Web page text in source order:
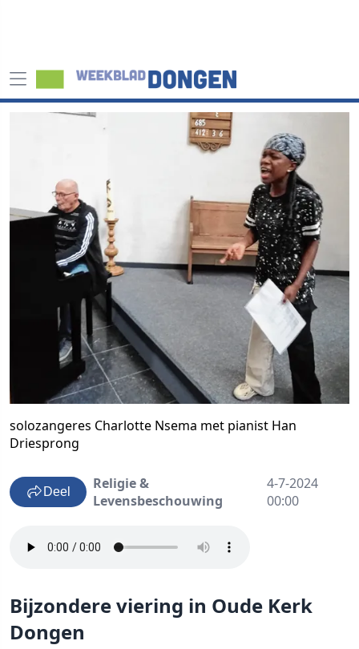
solozangeres Charlotte Nsema met pianist Han
Driesprong
Deel
Religie &
Levensbeschouwing
4-7-2024
00:00
Bijzondere viering in Oude Kerk
Dongen